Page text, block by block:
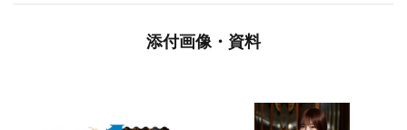
添付画像・資料